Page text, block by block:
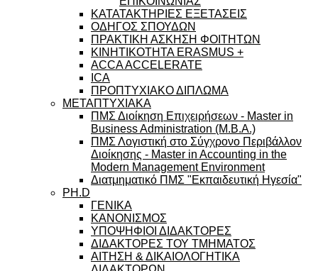
ΚΑΤΑΤΑΚΤΗΡΙΕΣ ΕΞΕΤΑΣΕΙΣ
ΟΔΗΓΟΣ ΣΠΟΥΔΩΝ
ΠΡΑΚΤΙΚΗ ΑΣΚΗΣΗ ΦΟΙΤΗΤΩΝ
ΚΙΝΗΤΙΚΟΤΗΤΑ ERASMUS +
ACCA ACCELERATE
ICA
ΠΡΟΠΤΥΧΙΑΚΟ ΔΙΠΛΩΜΑ
ΜΕΤΑΠΤΥΧΙΑΚΑ
ΠΜΣ Διοίκηση Επιχειρήσεων - Master in
Business Administration (M.B.A.)
ΠΜΣ Λογιστική στο Σύγχρονο Περιβάλλον
Διοίκησης - Master in Accounting in the
Modern Management Environment
Διατμηματικό ΠΜΣ "Εκπαιδευτική Ηγεσία"
PH.D
ΓΕΝΙΚΑ
ΚΑΝΟΝΙΣΜΟΣ
ΥΠΟΨΗΦΙΟΙ ΔΙΔΑΚΤΟΡΕΣ
ΔΙΔΑΚΤΟΡΕΣ ΤΟΥ ΤΜΗΜΑΤΟΣ
ΑΙΤΗΣΗ & ΔΙΚΑΙΟΛΟΓΗΤΙΚΑ